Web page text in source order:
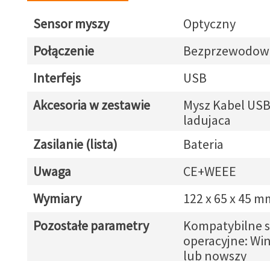
Sensor myszy
Optyczny
Połączenie
Interfejs
USB
Akcesoria w zestawie
Mysz Kabel
ladujaca
Zasilanie (lista)
Bateria
Uwaga
CE+WEEE
Wymiary
122 x 65 x 45
Pozostałe parametry
Kompatybilne
operacyjne:
lub nowszy